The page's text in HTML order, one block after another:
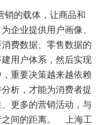
销的载体，让商品和
企业提供用户画像、
费数据、零售数据的
用户体系，然后实现
重要决策越来越依赖
析，才能为消费者提
更多的营销活动，与
之间的距离。 上海工